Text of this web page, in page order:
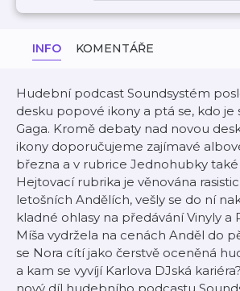
INFO KOMENTÁŘE
Hudební podcast Soundsystém
desku popové ikony a ptá se, kdo je
Gaga. Kromě debaty nad novou
ikony doporučujeme zajímavé
března a v rubrice Jednohubky také
Hejtovací rubrika je věnována
letošních Andělích, vešly se do ní
kladné ohlasy na předávání Vinyly a
Míša vydržela na cenách Anděl do
se Nora cítí jako čerstvě oceněná
a kam se vyvíjí Karlova DJská